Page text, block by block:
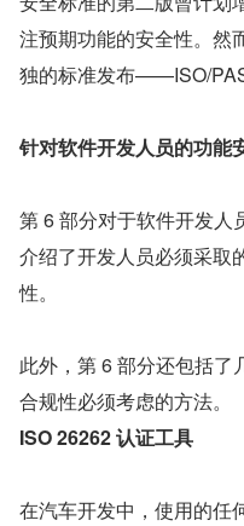
注预期功能的安全性。然
独的标准发布——ISO/PAS
针对软件开发人员的功能
第 6 部分对于软件开发人
介绍了开发人员必须采取
性。
此外，第 6 部分还包括
合规性必须考虑的方法。
ISO 26262 认证工具
在汽车开发中，使用的任